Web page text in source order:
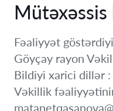
Mütəxəssis
Fəaliyyət
Göyçay rayon
Bildiyi xarici dillər :
Vəkillik